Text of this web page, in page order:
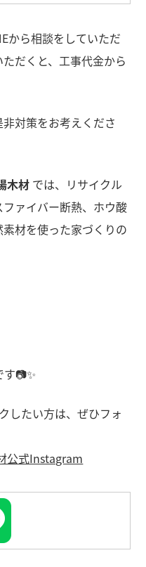
から相談をしていただ
だくと、工事代金から
対策をお考えくださ
木材 では、リサイクル
ァイバー断熱、ホウ酸
材を使った家づくりの
📷✨
したい方は、ぜひフォ
公式Instagram